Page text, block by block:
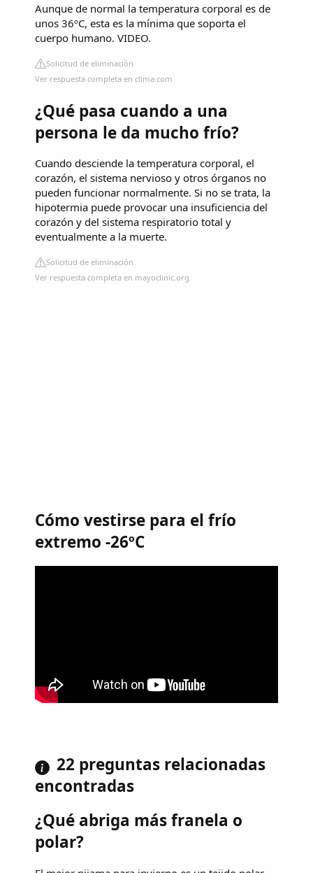
Aunque de normal la temperatura corporal es de
unos 36ºC, esta es la mínima que soporta el
cuerpo humano. VIDEO.
Solicitud de eliminación
Ver respuesta completa en clima.com
¿Qué pasa cuando a una
persona le da mucho frío?
Cuando desciende la temperatura corporal, el
corazón, el sistema nervioso y otros órganos no
pueden funcionar normalmente. Si no se trata, la
hipotermia puede provocar una insuficiencia del
corazón y del sistema respiratorio total y
eventualmente a la muerte.
Solicitud de eliminación
Ver respuesta completa en mayoclinic.org
Cómo vestirse para el frío
extremo -26ºC
22 preguntas relacionadas
encontradas
¿Qué abriga más franela o
polar?